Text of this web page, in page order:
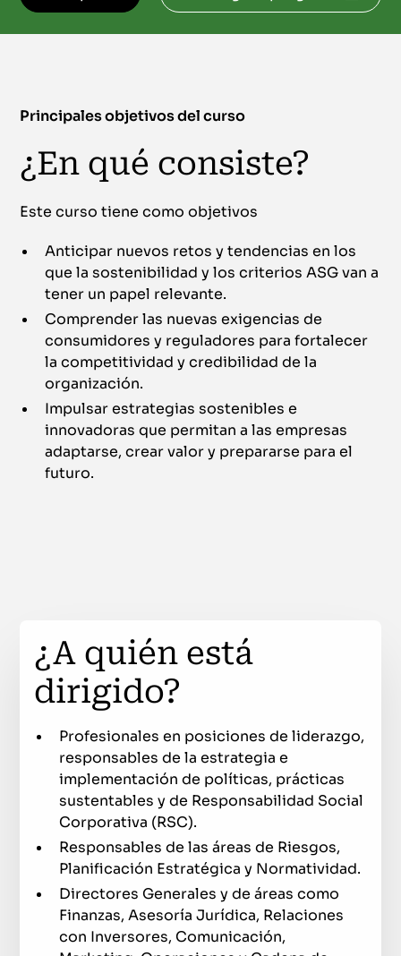
Principales objetivos del curso
¿En qué consiste?
Este curso tiene como objetivos
Anticipar nuevos retos y tendencias en los
que la sostenibilidad y los criterios ASG van a
tener un papel relevante.
Comprender las nuevas exigencias de
consumidores y reguladores para fortalecer
la competitividad y credibilidad de la
organización.
Impulsar estrategias sostenibles e
innovadoras que permitan a las empresas
adaptarse, crear valor y prepararse para el
futuro.
¿A quién está
dirigido?
Profesionales en posiciones de liderazgo,
responsables de la estrategia e
implementación de políticas, prácticas
sustentables y de Responsabilidad Social
Corporativa (RSC).
Responsables de las áreas de Riesgos,
Planificación Estratégica y Normatividad.
Directores Generales y de áreas como
Finanzas, Asesoría Jurídica, Relaciones
con Inversores, Comunicación,